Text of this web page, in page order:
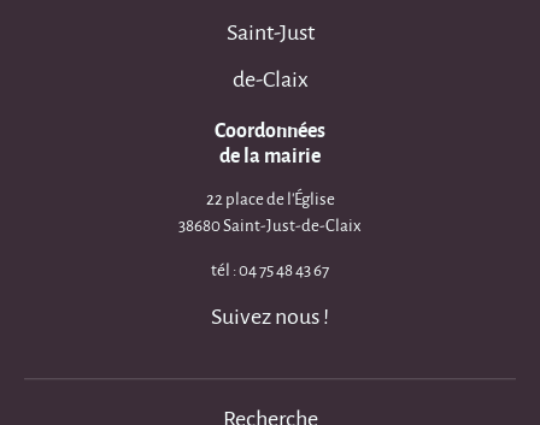
Saint-Just
de-Claix
Coordonnées
de la mairie
22 place de l'Église
38680 Saint-Just-de-Claix
tél : 04 75 48 43 67
Suivez nous !
Recherche